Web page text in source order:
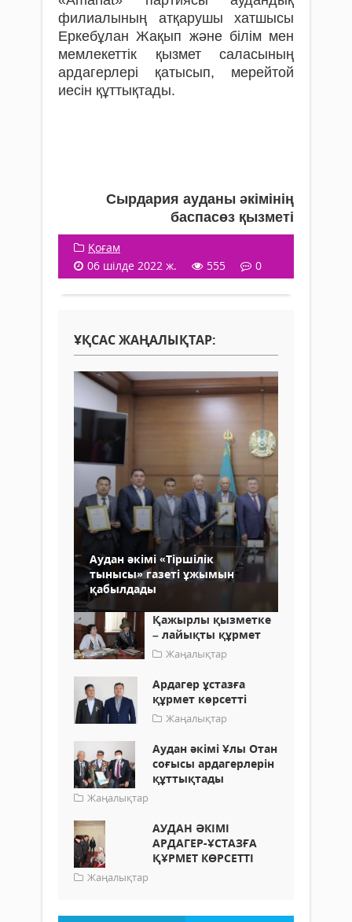
филиалының атқарушы хатшысы
Еркебұлан Жақып және білім мен
мемлекеттік қызмет саласының
ардагерлері қатысып, мерейтой
иесін құттықтады.
Сырдария ауданы әкімінің
баспасөз қызметі
Қоғам
06 шілде 2022 ж.
555 0
ҰҚСАС ЖАҢАЛЫҚТАР:
Аудан әкімі «Тіршілік
тынысы» газеті ұжымын
қабылдады
Қажырлы қызметке
– лайықты құрмет
Жаңалықтар
Ардагер ұстазға
құрмет көрсетті
Жаңалықтар
Аудан әкімі Ұлы Отан
соғысы ардагерлерін
құттықтады
Жаңалықтар
АУДАН ӘКІМІ
АРДАГЕР-ҰСТАЗҒА
ҚҰРМЕТ КӨРСЕТТІ
Жаңалықтар